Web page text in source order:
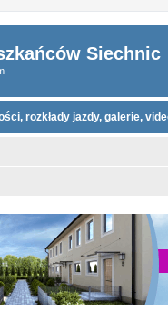
Siechnic
rozkłady jazdy, galerie,